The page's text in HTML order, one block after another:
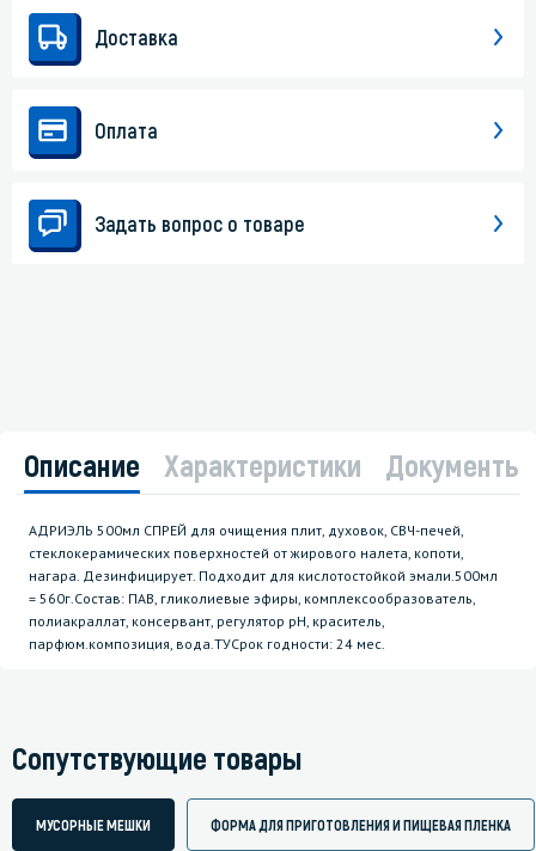
Доставка
Оплата
Задать вопрос о товаре
Описание Характеристики Документы
АДРИЭЛЬ 500мл СПРЕЙ для очищения плит, духовок, СВЧ-печей,
стеклокерамических поверхностей от жирового налета, копоти,
нагара. Дезинфицирует. Подходит для кислотостойкой эмали.500мл
= 560г.Состав: ПАВ, гликолиевые эфиры, комплексообразователь,
полиакраллат, консервант, регулятор рН, краситель,
парфюм.композиция, вода.ТУСрок годности: 24 мес.
Сопутствующие товары
МУСОРНЫЕ МЕШКИ ФОРМА ДЛЯ ПРИГОТОВЛЕНИЯ И ПИЩЕВАЯ ПЛЕНКА